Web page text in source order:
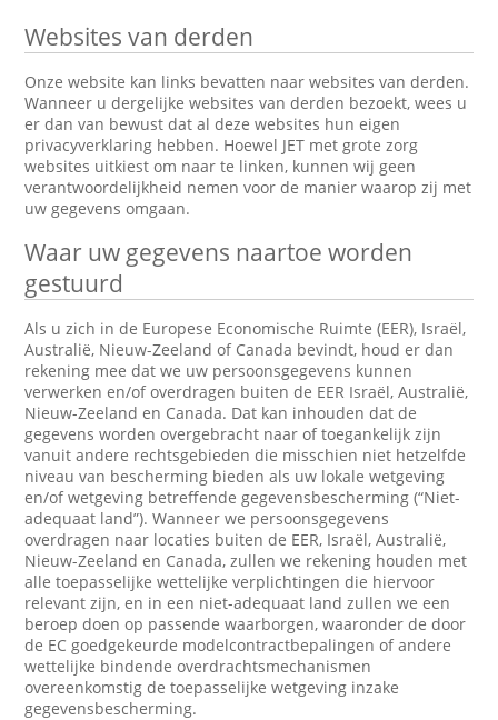
Websites van derden
Onze website kan links bevatten naar websites van derden.
Wanneer u dergelijke websites van derden bezoekt, wees u
er dan van bewust dat al deze websites hun eigen
privacyverklaring hebben. Hoewel JET met grote zorg
websites uitkiest om naar te linken, kunnen wij geen
verantwoordelijkheid nemen voor de manier waarop zij met
uw gegevens omgaan.
Waar uw gegevens naartoe worden
gestuurd
Als u zich in de Europese Economische Ruimte (EER), Israël,
Australië, Nieuw-Zeeland of Canada bevindt, houd er dan
rekening mee dat we uw persoonsgegevens kunnen
verwerken en/of overdragen buiten de EER Israël, Australië,
Nieuw-Zeeland en Canada. Dat kan inhouden dat de
gegevens worden overgebracht naar of toegankelijk zijn
vanuit andere rechtsgebieden die misschien niet hetzelfde
niveau van bescherming bieden als uw lokale wetgeving
en/of wetgeving betreffende gegevensbescherming (“Niet-
adequaat land”). Wanneer we persoonsgegevens
overdragen naar locaties buiten de EER, Israël, Australië,
Nieuw-Zeeland en Canada, zullen we rekening houden met
alle toepasselijke wettelijke verplichtingen die hiervoor
relevant zijn, en in een niet-adequaat land zullen we een
beroep doen op passende waarborgen, waaronder de door
de EC goedgekeurde modelcontractbepalingen of andere
wettelijke bindende overdrachtsmechanismen
overeenkomstig de toepasselijke wetgeving inzake
gegevensbescherming.